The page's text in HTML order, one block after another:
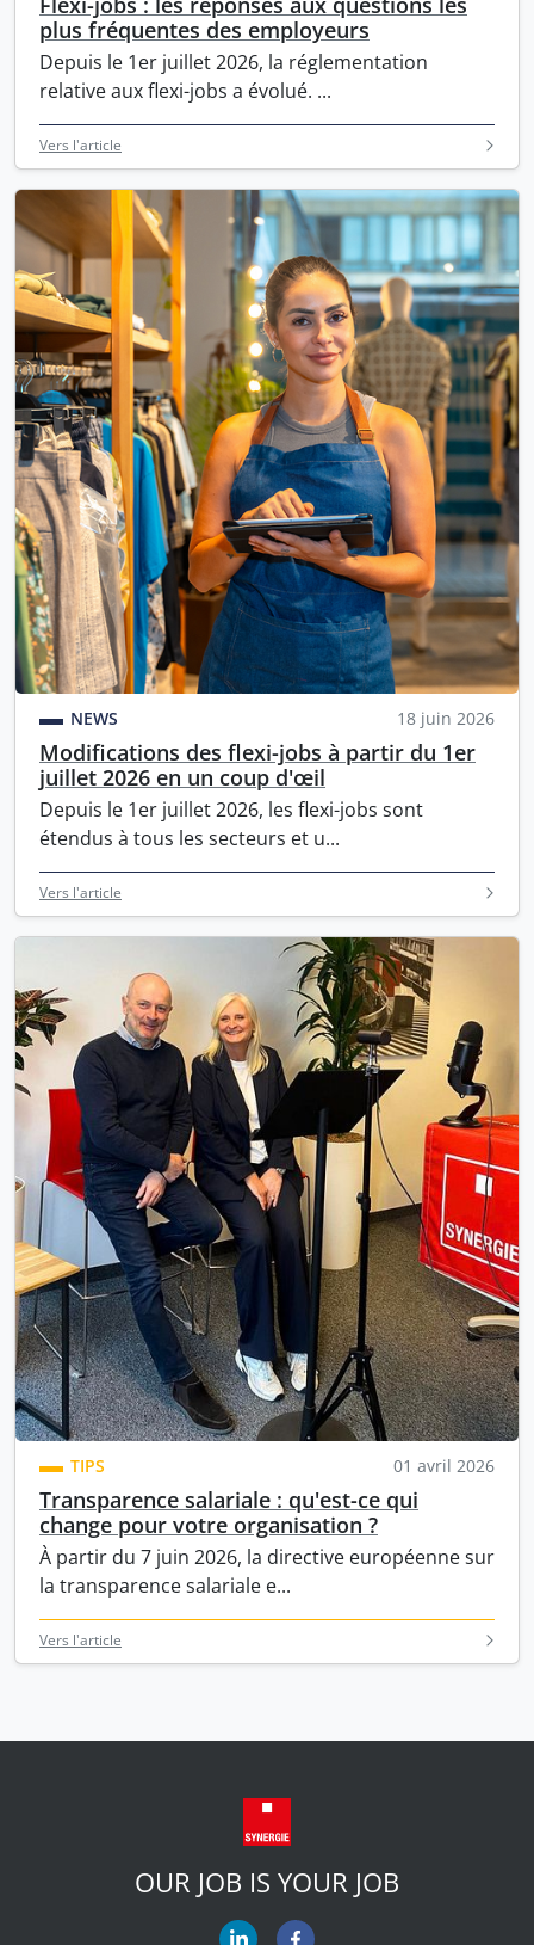
plus fréquentes des employeurs
Depuis le 1er juillet 2026, la réglementation
relative aux flexi-jobs a évolué. ...
Vers l'article
NEWS 18 juin 2026
Modifications des flexi-jobs à partir du 1er
juillet 2026 en un coup d'œil
Depuis le 1er juillet 2026, les flexi-jobs sont
étendus à tous les secteurs et u...
Vers l'article
TIPS 01 avril 2026
Transparence salariale : qu'est-ce qui
change pour votre organisation ?
À partir du 7 juin 2026, la directive européenne sur
la transparence salariale e...
Vers l'article
OUR JOB IS YOUR JOB